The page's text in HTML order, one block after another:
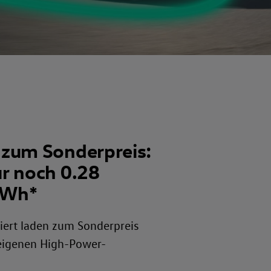
Sonderpreis:
noch 0.28
laden zum Sonderpreis
High-Power-